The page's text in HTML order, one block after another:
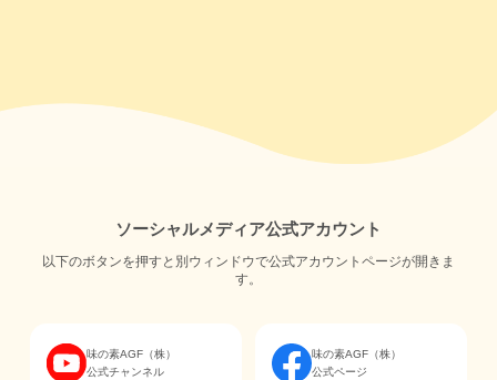
ソーシャルメディア公式アカウント
以下のボタンを押すと別ウィンドウで公式アカウントページが開きま
す。
味の素AGF（株）
公式チャンネル
味の素AGF（株）
公式ページ